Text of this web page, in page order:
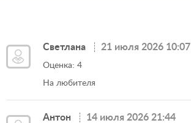
Светлана 21 июля 2026 10:07
Оценка: 4
На любителя
Антон 14 июля 2026 21:44